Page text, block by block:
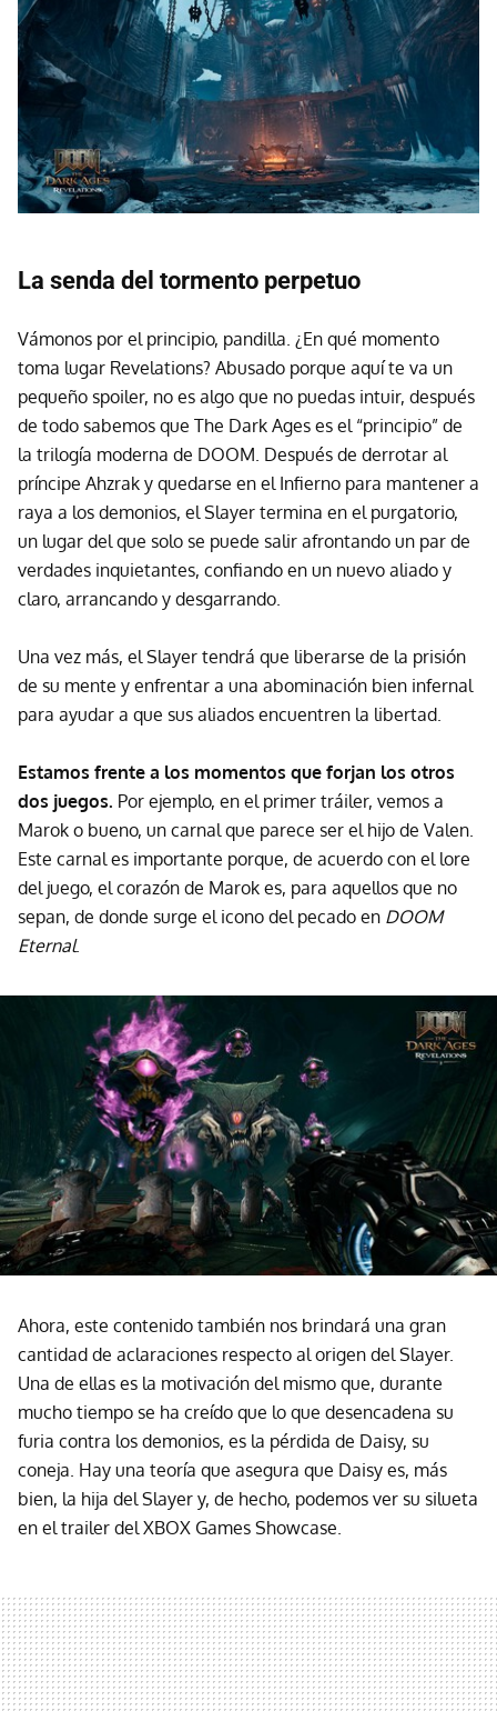
La senda del tormento perpetuo
Vámonos por el principio, pandilla. ¿En qué momento
toma lugar Revelations? Abusado porque aquí te va un
pequeño spoiler, no es algo que no puedas intuir, después
de todo sabemos que The Dark Ages es el “principio” de
la trilogía moderna de DOOM. Después de derrotar al
príncipe Ahzrak y quedarse en el Infierno para mantener a
raya a los demonios, el Slayer termina en el purgatorio,
un lugar del que solo se puede salir afrontando un par de
verdades inquietantes, confiando en un nuevo aliado y
claro, arrancando y desgarrando.
Una vez más, el Slayer tendrá que liberarse de la prisión
de su mente y enfrentar a una abominación bien infernal
para ayudar a que sus aliados encuentren la libertad.
Estamos frente a los momentos que forjan los otros
dos juegos. Por ejemplo, en el primer tráiler, vemos a
Marok o bueno, un carnal que parece ser el hijo de Valen.
Este carnal es importante porque, de acuerdo con el lore
del juego, el corazón de Marok es, para aquellos que no
sepan, de donde surge el icono del pecado en DOOM
Eternal.
Ahora, este contenido también nos brindará una gran
cantidad de aclaraciones respecto al origen del Slayer.
Una de ellas es la motivación del mismo que, durante
mucho tiempo se ha creído que lo que desencadena su
furia contra los demonios, es la pérdida de Daisy, su
coneja. Hay una teoría que asegura que Daisy es, más
bien, la hija del Slayer y, de hecho, podemos ver su silueta
en el trailer del XBOX Games Showcase.